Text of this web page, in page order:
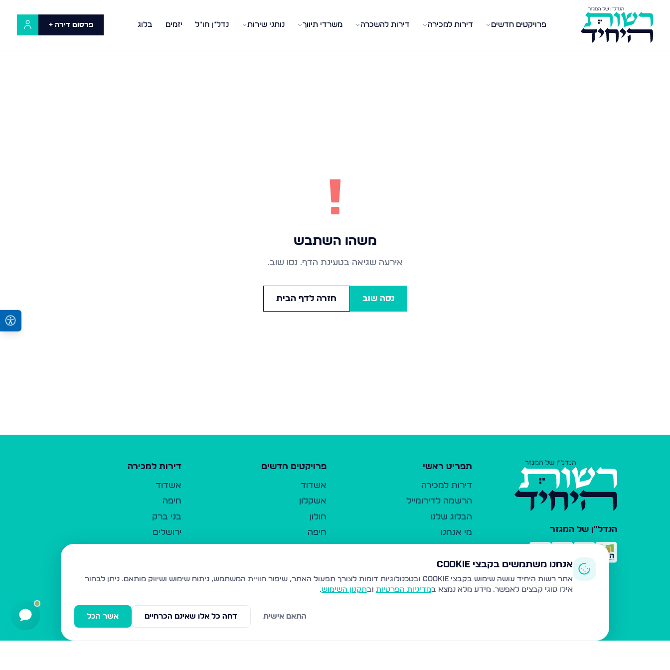
פרויקטים חדשים דירות למכירה דירות להשכרה משרדי תיווך נותני שירות נדל"ן חו"ל יזמים בלוג פרסום דירה +
!
משהו השתבש
אירעה שגיאה בטעינת הדף. נסו שוב.
נסה שוב חזרה לדף הבית
הנדל"ן של המגזר
תפריט ראשי
דירות למכירה
הרשמה לדירומייל
הבלוג שלנו
מי אנחנו
כלי עזר
פרסום ברשות היחיד
משרדי תיווך
פרויקטים חדשים
אשדוד
אשקלון
חולון
חיפה
נהריה
עמנואל
דירות למכירה
אשדוד
חיפה
בני ברק
ירושלים
בית שמש
ביתר עילית
אנחנו משתמשים בקבצי Cookie
אתר רשות היחיד עושה שימוש בקבצי Cookie ובטכנולוגיות דומות לצורך תפעול האתר, שיפור חוויית המשתמש, ניתוח שימוש ושיווק מותאם.
ניתן לבחור
אילו סוגי קבצים לאפשר. מידע מלא נמצא במדיניות הפרטיות ובתקנון השימוש.
אשר הכל דחה כל אלו שאינם הכרחיים התאם אישית